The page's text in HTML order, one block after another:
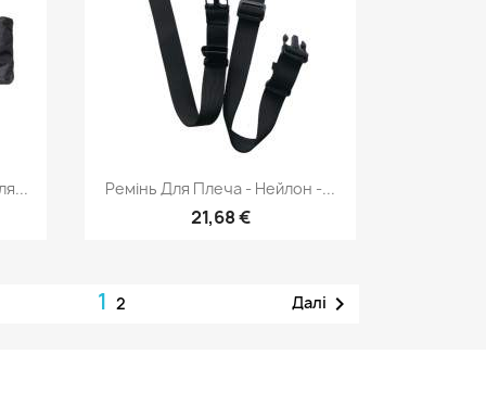
Швидкий перегляд
Ремінь Для Плеча - Нейлон -...
21,68 €
12 Далі 